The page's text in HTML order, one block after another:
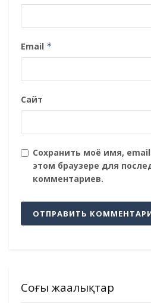
Email *
Сайт
Сохранить моё имя,
этом браузере для
комментариев.
Соңғы жаңалықтар